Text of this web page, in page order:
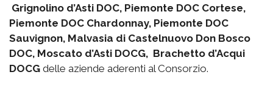
Grignolino d’Asti DOC, Piemonte DOC Cortese,
Piemonte DOC Chardonnay, Piemonte DOC
Sauvignon, Malvasia di Castelnuovo Don Bosco
DOC, Moscato d’Asti DOCG, Brachetto d’Acqui
DOCG delle aziende aderenti al Consorzio.